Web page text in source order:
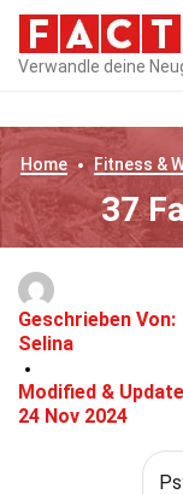
Verwandle deine
Home Fitness &
37
Geschrieben Von:
Selina
Modified &
24 Nov 2024